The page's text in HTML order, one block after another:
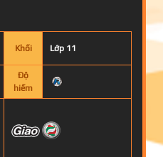
Khối Lớp 11
Độ
hiếm